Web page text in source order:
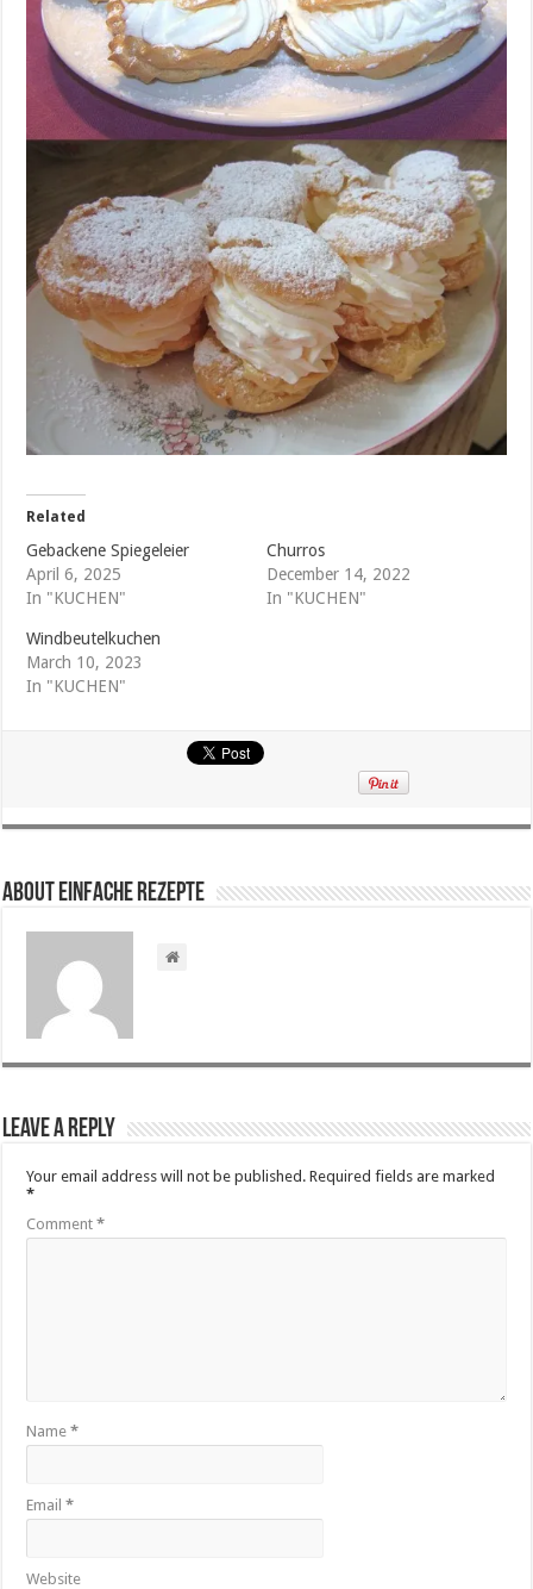
Related
Gebackene Spiegeleier
April 6, 2025
In "KUCHEN"
Churros
December 14, 2022
In "KUCHEN"
Windbeutelkuchen
March 10, 2023
In "KUCHEN"
About Einfache Rezepte
Leave a Reply
Your email address will not be published. Required fields are marked
*
Comment*
Name*
Email*
Website